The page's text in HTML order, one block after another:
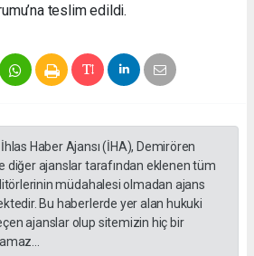
teslim edildi.
Haber Ajansı (İHA), Demirören
diğer ajanslar tarafından eklenen tüm
müdahalesi olmadan ajans
Bu haberlerde yer alan hukuki
ajanslar olup sitemizin hiç bir